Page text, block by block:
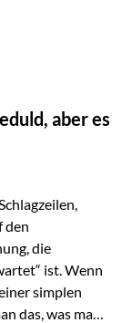
die
an den
Anker.
aber es
den
die
ist. Wenn
simplen
das, was man